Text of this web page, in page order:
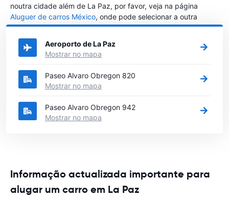
noutra cidade além de La Paz, por favor, veja na página
Aluguer de carros México, onde pode selecionar a outra
cidade em México que gostaria de alugar um carro
Aeroporto de La Paz
Mostrar no mapa
Paseo Alvaro Obregon 820
Mostrar no mapa
Paseo Alvaro Obregon 942
Mostrar no mapa
Informação actualizada importante para
alugar um carro em La Paz